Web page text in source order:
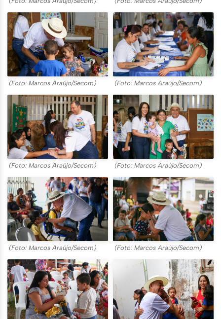
(Foto: Marcos Araújo/Secom) (Foto: Marcos Araújo/Secom)
(Foto: Marcos Araújo/Secom) (Foto: Marcos Araújo/Secom)
(Foto: Marcos Araújo/Secom) (Foto: Marcos Araújo/Secom)